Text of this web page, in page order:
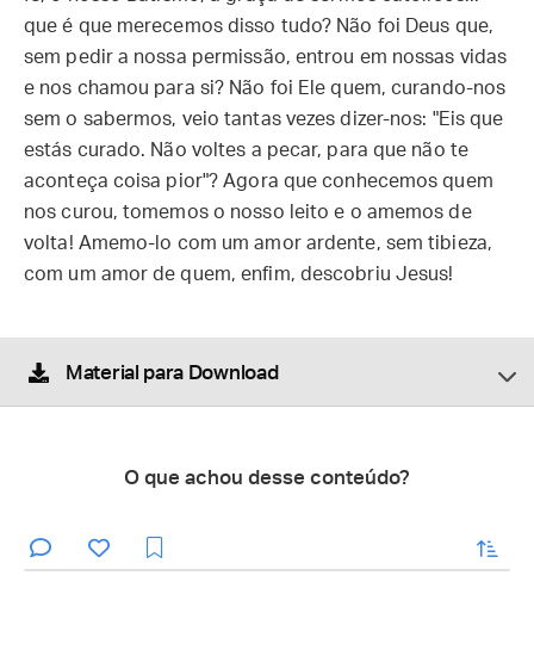
que é que merecemos disso tudo? Não foi Deus que,
sem pedir a nossa permissão, entrou em nossas vidas
e nos chamou para si? Não foi Ele quem, curando-nos
sem o sabermos, veio tantas vezes dizer-nos: "Eis que
estás curado. Não voltes a pecar, para que não te
aconteça coisa pior"? Agora que conhecemos quem
nos curou, tomemos o nosso leito e o amemos de
volta! Amemo-lo com um amor ardente, sem tibieza,
com um amor de quem, enfim, descobriu Jesus!
Material para Download
O que achou desse conteúdo?
enviar